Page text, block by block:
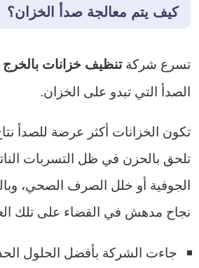
كيف يتم معالجة صدأ الخزان؟
تسرع شركةتنظيف خزانات بالخرج
الصدأ التي تبدو على الخزان.
تكون الخزانات أكثر عرضة للصدأ
تلحق بالحزن في ظل التسربات
الجوفية أو خلل الصرف الصحي،
نجاح مدهش في القضاء على تلك
جاءت الشركة بأفضل الحلول